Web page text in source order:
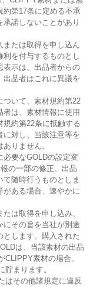
約第17条に定める不承
諾しないことがあり
または取得を申し込ん
を付与するものとし
表示は、出品者からの
出品者はこれに異議を
ついて、素材規約第22
は、素材情報に使用
約第22条に抵触する
に対し、当該注意等を
りません。
必要なGOLDの設定変
の一部の修正、出品
随時行うものとしま
がある場合、速やかに
は取得を申し込み、
にその旨を当社が別途
とします。購入された
は、当該素材の出品
素材の場合、
まります。
はその他諸規定に違反